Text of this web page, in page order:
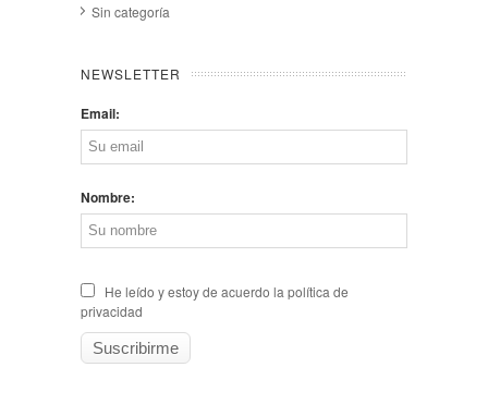
Sin categoría
NEWSLETTER
Email:
Nombre:
He leído y estoy de acuerdo la política de
privacidad